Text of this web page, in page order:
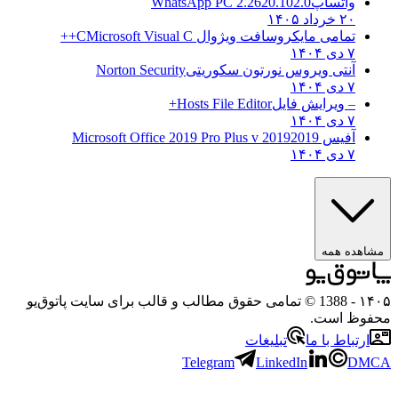
۲۰ خرداد ۱۴۰۵
تمامی مایکروسافت ویژوال C Microsoft Visual C++
۷ دی ۱۴۰۴
آنتی ویروس نورتون سکوریتیNorton Security
۷ دی ۱۴۰۴
– ویرایش فایلHosts File Editor+
۷ دی ۱۴۰۴
آفیس 2019 2019 Microsoft Office 2019 Pro Plus v
۷ دی ۱۴۰۴
مشاهده همه
۱۴۰۵
- 1388 © تمامی حقوق مطالب و قالب برای سایت پاتوق‌یو
محفوظ است.
ارتباط با ما
تبلیغات
Telegram
LinkedIn DMCA